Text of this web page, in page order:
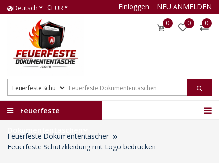
Deutsch €EUR Einloggen | NEU ANMELDEN
0 0 0
Feuerfeste
Feuerfeste Dokumententaschen
Feuerfeste Schutzkleidung mit Logo bedrucken